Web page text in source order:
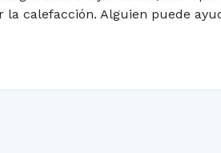
calefacción. Alguien puede